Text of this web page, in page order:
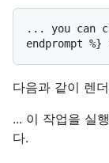
... you can
다음과 같이 렌
... 이 작업을 실
다.